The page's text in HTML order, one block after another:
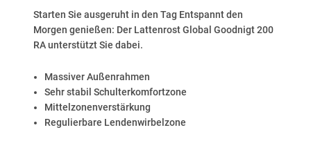
Starten Sie ausgeruht in den Tag Entspannt den
Morgen genießen: Der Lattenrost Global Goodnigt 200
RA unterstützt Sie dabei.
Massiver Außenrahmen
Sehr stabil Schulterkomfortzone
Mittelzonenverstärkung
Regulierbare Lendenwirbelzone